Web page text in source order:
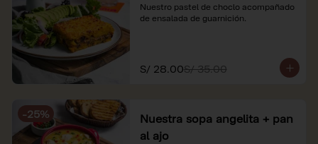
Nuestro pastel de choclo acompañado
de ensalada de guarnición.
S/ 28.00S/ 35.00
-25%
Nuestra sopa angelita + pan
al ajo